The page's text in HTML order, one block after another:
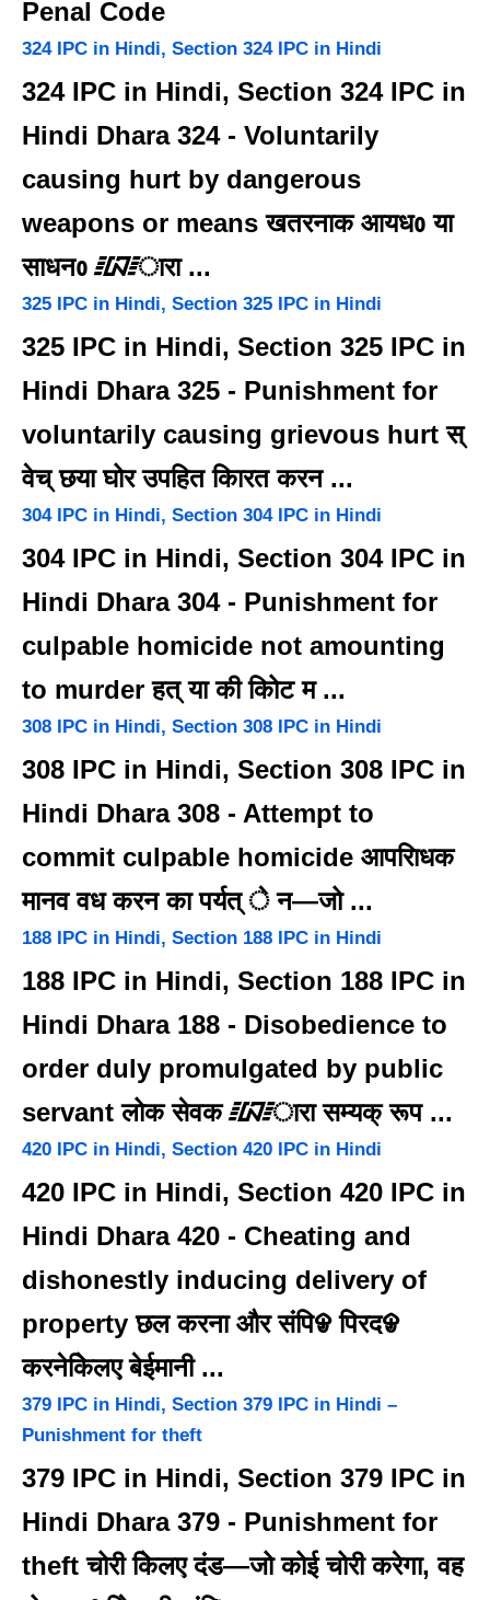
Penal Code
324 IPC in Hindi, Section 324 IPC in Hindi
324 IPC in Hindi, Section 324 IPC in
Hindi Dhara 324 - Voluntarily
causing hurt by dangerous
weapons or means खतरनाक आयधᲂ या
साधनᲂ ᳇ारा ...
325 IPC in Hindi, Section 325 IPC in Hindi
325 IPC in Hindi, Section 325 IPC in
Hindi Dhara 325 - Punishment for
voluntarily causing grievous hurt स्
वेच् छया घोर उपहित कािरत करन ...
304 IPC in Hindi, Section 304 IPC in Hindi
304 IPC in Hindi, Section 304 IPC in
Hindi Dhara 304 - Punishment for
culpable homicide not amounting
to murder हत् या की कोिट म ...
308 IPC in Hindi, Section 308 IPC in Hindi
308 IPC in Hindi, Section 308 IPC in
Hindi Dhara 308 - Attempt to
commit culpable homicide आपरािधक
मानव वध करन का पर्यत् े न—जो ...
188 IPC in Hindi, Section 188 IPC in Hindi
188 IPC in Hindi, Section 188 IPC in
Hindi Dhara 188 - Disobedience to
order duly promulgated by public
servant लोक सेवक ᳇ारा सम्यक् रूप ...
420 IPC in Hindi, Section 420 IPC in Hindi
420 IPC in Hindi, Section 420 IPC in
Hindi Dhara 420 - Cheating and
dishonestly inducing delivery of
property छल करना और संपिᱫ पिरदᱫ
करनेकेिलए बेईमानी ...
379 IPC in Hindi, Section 379 IPC in Hindi –
Punishment for theft
379 IPC in Hindi, Section 379 IPC in
Hindi Dhara 379 - Punishment for
theft चोरी केिलए दंड—जो कोई चोरी करेगा, वह